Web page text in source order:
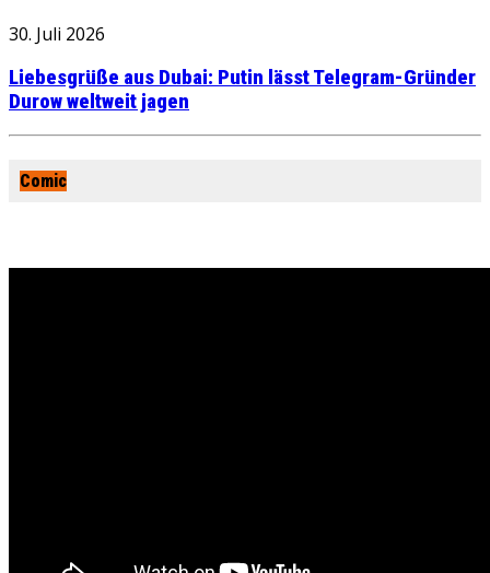
30. Juli 2026
Liebesgrüße aus Dubai: Putin lässt Telegram-Gründer
Durow weltweit jagen
Comic